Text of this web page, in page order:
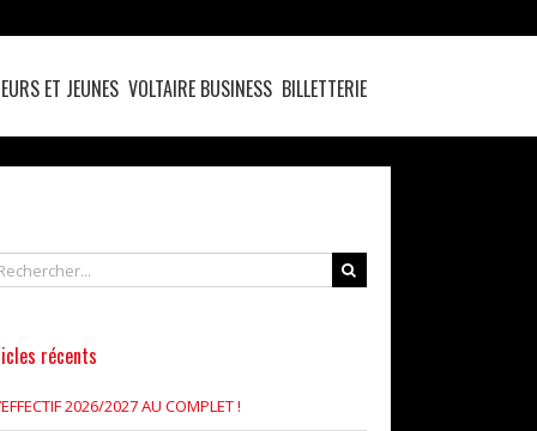
ET JEUNES VOLTAIRE BUSINESS BILLETTERIE
récents
2026/2027 AU COMPLET !